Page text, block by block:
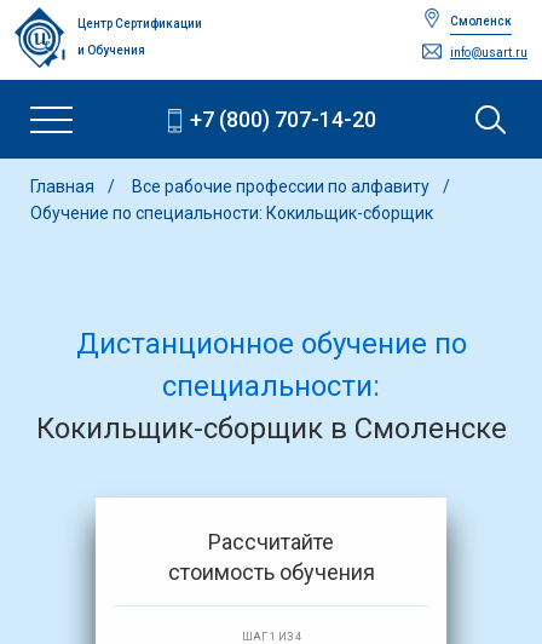
Центр Сертификации
и Обучения
Смоленск
info@usart.ru
+7 (800) 707-14-20
Главная
Все рабочие профессии по алфавиту
Обучение по специальности: Кокильщик-сборщик
Дистанционное обучение по
специальности:
Кокильщик-сборщик в Смоленске
Рассчитайте
стоимость обучения
ШАГ 1 ИЗ 4